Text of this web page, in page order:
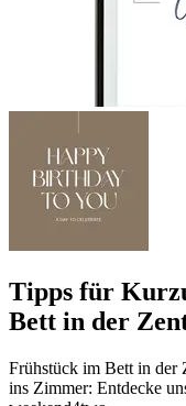
Tipps für
Bett in der
Frühstück im Bett in der
ins Zimmer: Entdecke